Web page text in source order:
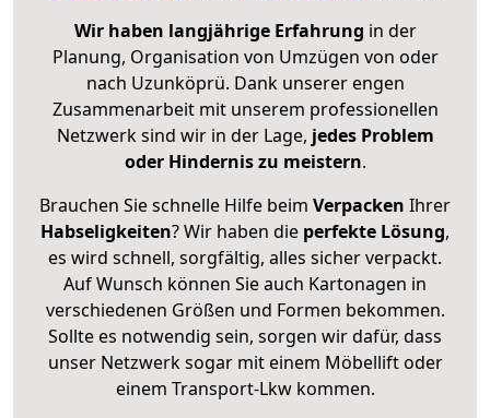
Wir haben langjährige Erfahrung in der
Planung, Organisation von Umzügen von oder
nach Uzunköprü. Dank unserer engen
Zusammenarbeit mit unserem professionellen
Netzwerk sind wir in der Lage, jedes Problem
oder Hindernis zu meistern.
Brauchen Sie schnelle Hilfe beim Verpacken Ihrer
Habseligkeiten? Wir haben die perfekte Lösung,
es wird schnell, sorgfältig, alles sicher verpackt.
Auf Wunsch können Sie auch Kartonagen in
verschiedenen Größen und Formen bekommen.
Sollte es notwendig sein, sorgen wir dafür, dass
unser Netzwerk sogar mit einem Möbellift oder
einem Transport-Lkw kommen.